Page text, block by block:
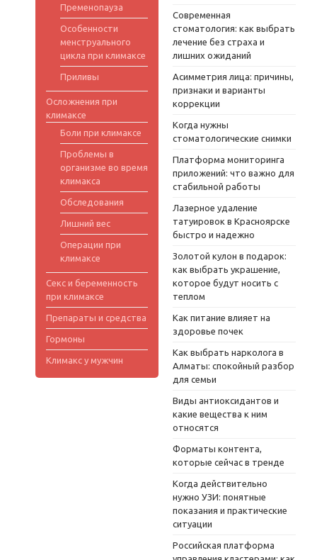
Пременопауза
Особенности
менструального
цикла при климаксе
Приливы
Осложнения при
климаксе
Боли при климаксе
Проблемы в
организме во время
климакса
Обследования
Лишний вес
Операции при
климаксе
Секс и беременность
при климаксе
Препараты и средства
Гормоны
Климакс у мужчин
Современная
стоматология: как выбрать
лечение без страха и
лишних ожиданий
Асимметрия лица: причины,
признаки и варианты
коррекции
Когда нужны
стоматологические снимки
Платформа мониторинга
приложений: что важно для
стабильной работы
Лазерное удаление
татуировок в Красноярске
быстро и надежно
Золотой кулон в подарок:
как выбрать украшение,
которое будут носить с
теплом
Как питание влияет на
здоровье почек
Как выбрать нарколога в
Алматы: спокойный разбор
для семьи
Виды антиоксидантов и
какие вещества к ним
относятся
Форматы контента,
которые сейчас в тренде
Когда действительно
нужно УЗИ: понятные
показания и практические
ситуации
Российская платформа